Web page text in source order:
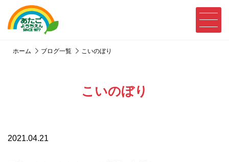
ホーム ブログ一覧 こいのぼり
こいのぼり
2021.04.21